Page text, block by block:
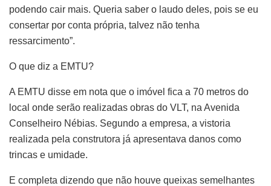
podendo cair mais. Queria saber o laudo deles, pois se eu
consertar por conta própria, talvez não tenha
ressarcimento”.
O que diz a EMTU?
A EMTU disse em nota que o imóvel fica a 70 metros do
local onde serão realizadas obras do VLT, na Avenida
Conselheiro Nébias. Segundo a empresa, a vistoria
realizada pela construtora já apresentava danos como
trincas e umidade.
E completa dizendo que não houve queixas semelhantes